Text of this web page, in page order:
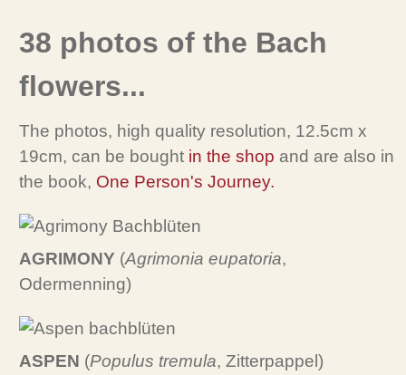
38 photos of the Bach
flowers...
The photos, high quality resolution, 12.5cm x
19cm, can be bought in the shop and are also in
the book, One Person's Journey.
AGRIMONY (Agrimonia eupatoria,
Odermenning)
ASPEN (Populus tremula, Zitterpappel)